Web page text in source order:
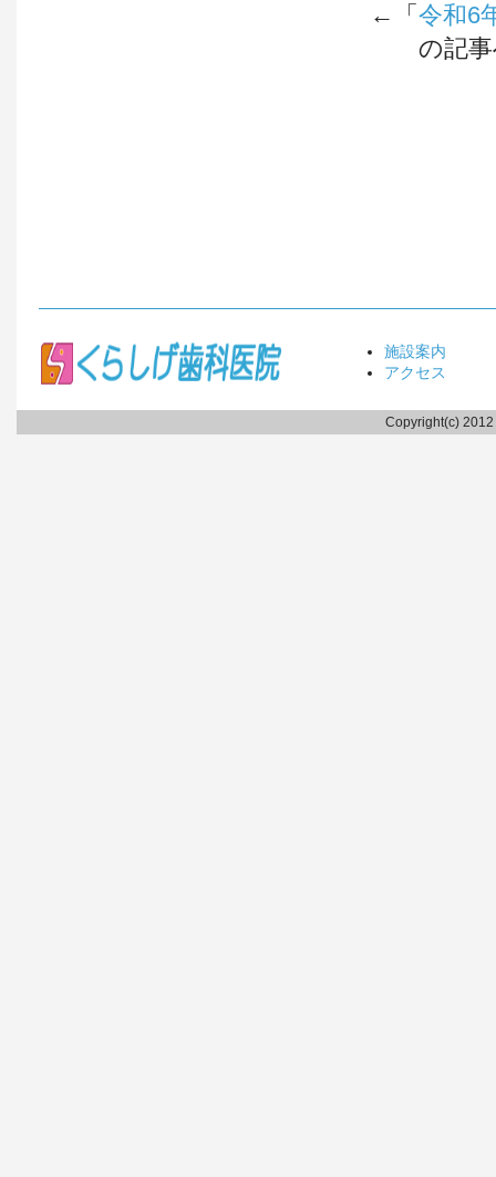
←「 令和6
の記
施設案内
アクセス
Copyright(c)